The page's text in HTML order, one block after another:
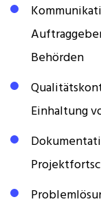
Behörden
Einhaltung